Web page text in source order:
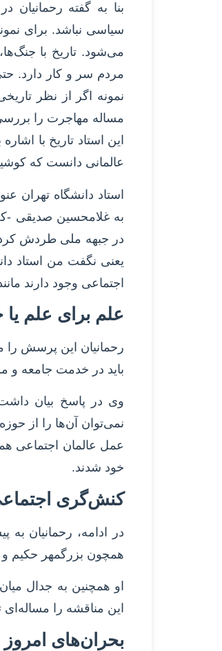
بنا به گفته
سیاسی نباشد. برای
می‌شود. تاریخ با
مردم سر و کار دارد.
نمونه اگر از نظر
مساله مهاجرت را
این استاد تاریخ با
عالمانی دانست که
استاد دانشگاه تهران
به غلامحسین صدیقی -
در جبهه ملی طردش
یعنی نگفت من استاد
اجتماعی وجود دارند
علم برای علم یا
رحمانیان این پرسش را
باید در خدمت جامعه و
وی در پاسخ بیان
نمی‌توان آن‌ها را از
عمل عالمان اجتماعی
خود شدند.
کنش‌گری
در ادامه، رحمانیان
همچون بزرگمهر حکیم و
او همچنین به جدال
این مناقشه را
بحران‌های